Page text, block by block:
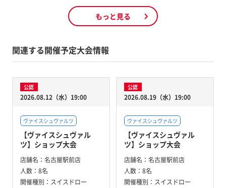
もっと見る
関連する開催予定大会情報
公認
2026.08.12（水）19:00
ヴァイスシュヴァルツ
【ヴァイスシュヴァル
ツ】ショップ大会
店舗名： 名古屋駅前店
人数： 8名
開催種別： スイスドロー
公認
2026.08.19（水）19:00
ヴァイスシュヴァルツ
【ヴァイスシュヴァル
ツ】ショップ大会
店舗名： 名古屋駅前店
人数： 8名
開催種別： スイスドロー